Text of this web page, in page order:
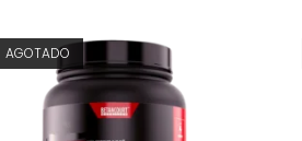
AGOTADO